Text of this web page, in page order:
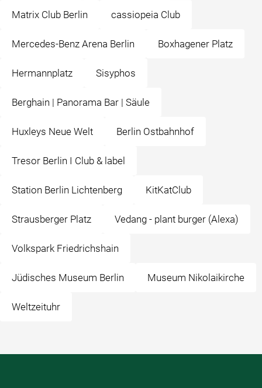
Matrix Club Berlin cassiopeia Club
Mercedes-Benz Arena Berlin Boxhagener Platz
Hermannplatz Sisyphos
Berghain | Panorama Bar | Säule
Huxleys Neue Welt Berlin Ostbahnhof
Tresor Berlin I Club & label
Station Berlin Lichtenberg KitKatClub
Strausberger Platz Vedang - ️plant burger ️(Alexa)
Volkspark Friedrichshain
Jüdisches Museum Berlin Museum Nikolaikirche
Weltzeituhr